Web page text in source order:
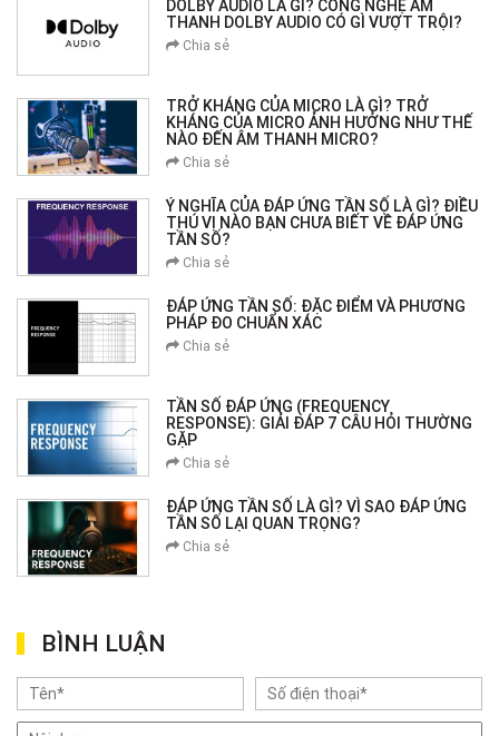
DOLBY AUDIO LÀ GÌ? CÔNG NGHỆ ÂM
THANH DOLBY AUDIO CÓ GÌ VƯỢT TRỘI?
Chia sẻ
TRỞ KHÁNG CỦA MICRO LÀ GÌ? TRỞ
KHÁNG CỦA MICRO ẢNH HƯỞNG NHƯ THẾ
NÀO ĐẾN ÂM THANH MICRO?
Chia sẻ
Ý NGHĨA CỦA ĐÁP ỨNG TẦN SỐ LÀ GÌ? ĐIỀU
THÚ VỊ NÀO BẠN CHƯA BIẾT VỀ ĐÁP ỨNG
TẦN SỐ?
Chia sẻ
ĐÁP ỨNG TẦN SỐ: ĐẶC ĐIỂM VÀ PHƯƠNG
PHÁP ĐO CHUẨN XÁC
Chia sẻ
TẦN SỐ ĐÁP ỨNG (FREQUENCY
RESPONSE): GIẢI ĐÁP 7 CÂU HỎI THƯỜNG
GẶP
Chia sẻ
ĐÁP ỨNG TẦN SỐ LÀ GÌ? VÌ SAO ĐÁP ỨNG
TẦN SỐ LẠI QUAN TRỌNG?
Chia sẻ
BÌNH LUẬN